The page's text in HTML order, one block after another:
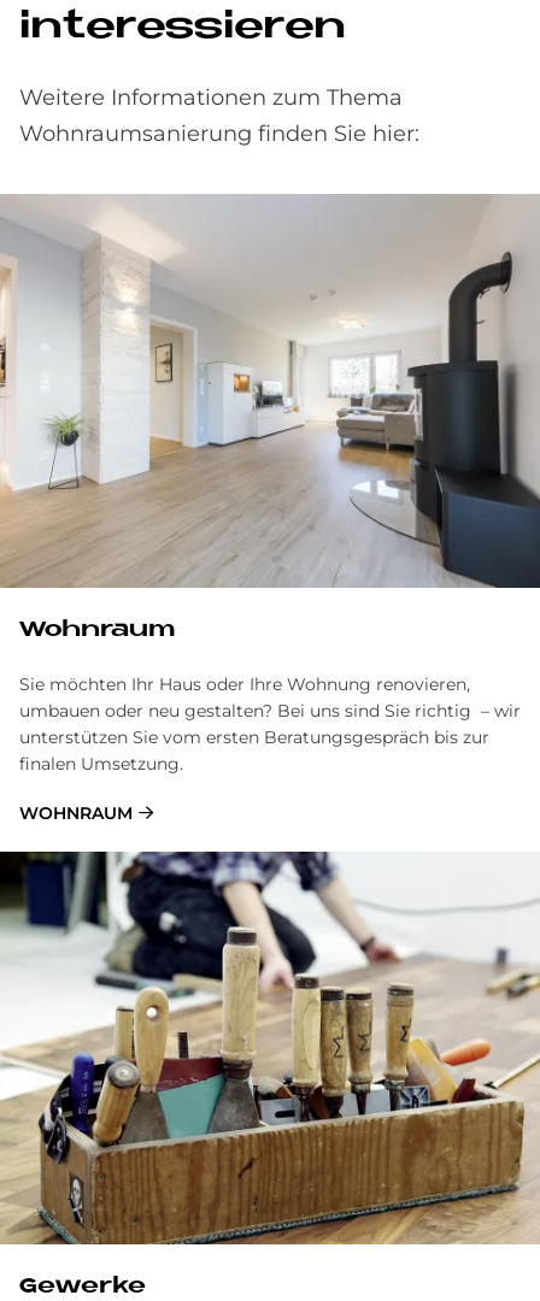
interessieren
Weitere Informationen zum Thema
Wohnraumsanierung finden Sie hier:
Wohnraum
Sie möchten Ihr Haus oder Ihre Wohnung renovieren,
umbauen oder neu gestalten? Bei uns sind Sie richtig – wir
unterstützen Sie vom ersten Beratungsgespräch bis zur
finalen Umsetzung.
WOHNRAUM
Gewerke